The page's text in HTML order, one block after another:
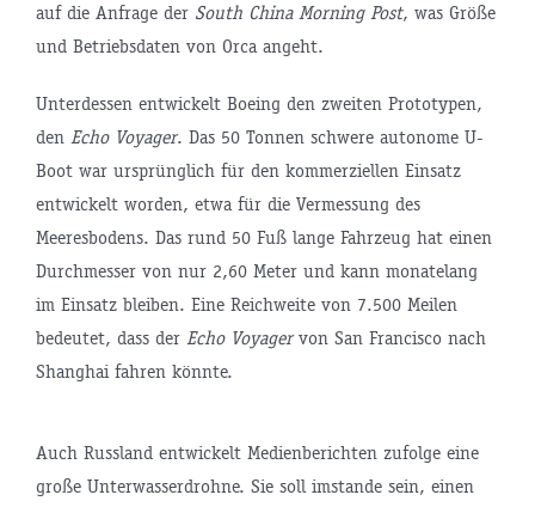
auf die Anfrage der South China Morning Post, was Größe
und Betriebsdaten von Orca angeht.
Unterdessen entwickelt Boeing den zweiten Prototypen,
den Echo Voyager. Das 50 Tonnen schwere autonome U-
Boot war ursprünglich für den kommerziellen Einsatz
entwickelt worden, etwa für die Vermessung des
Meeresbodens. Das rund 50 Fuß lange Fahrzeug hat einen
Durchmesser von nur 2,60 Meter und kann monatelang
im Einsatz bleiben. Eine Reichweite von 7.500 Meilen
bedeutet, dass der Echo Voyagervon San Francisco nach
Shanghai fahren könnte.
Auch Russland entwickelt Medienberichten zufolge eine
große Unterwasserdrohne. Sie soll imstande sein, einen